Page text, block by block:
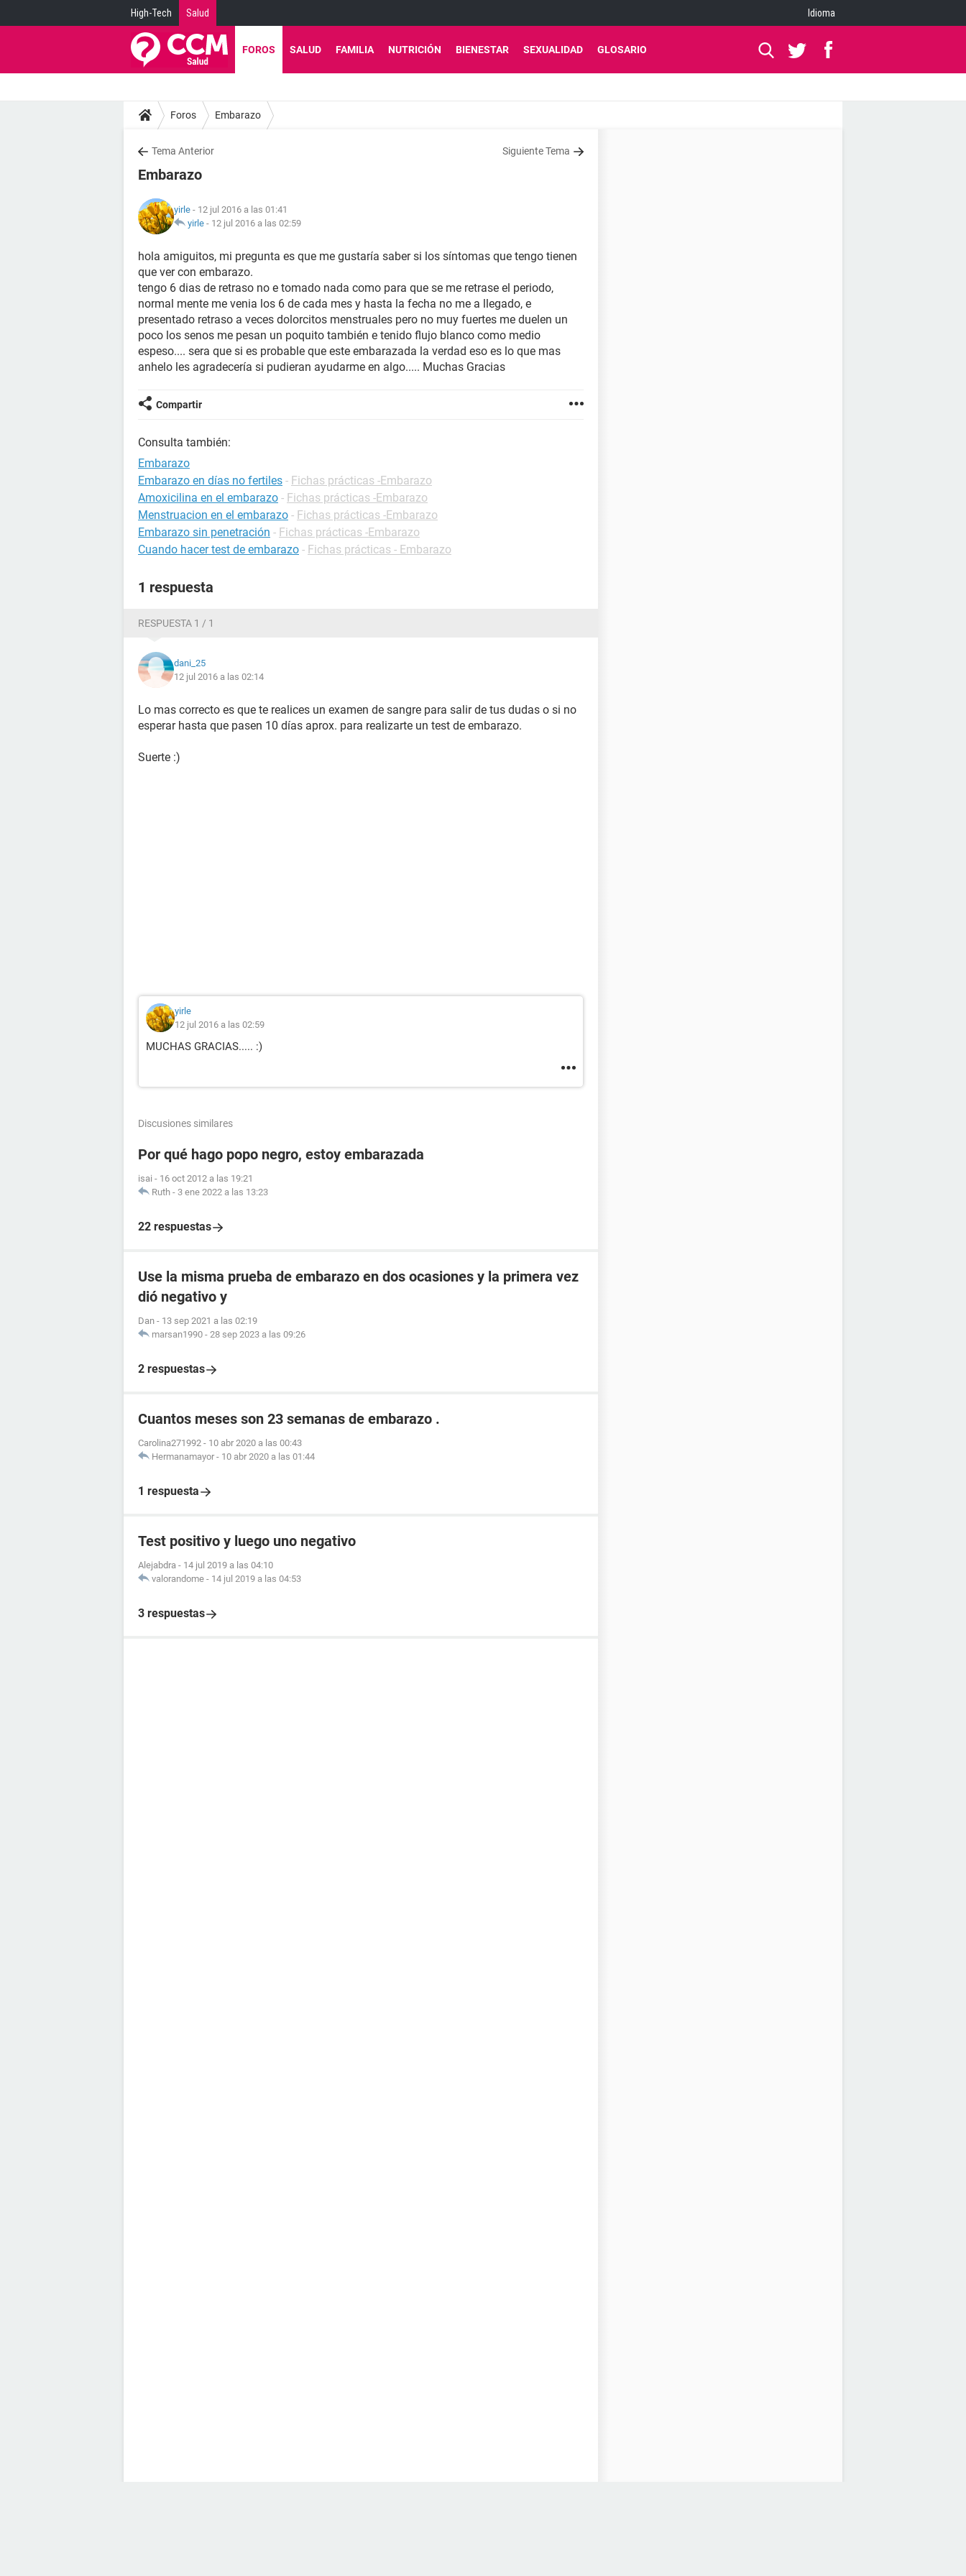
High-Tech Salud Idioma
FOROS SALUD FAMILIA NUTRICIÓN BIENESTAR SEXUALIDAD GLOSARIO
Foros Embarazo
Tema Anterior Siguiente Tema
Embarazo
yirle - 12 jul 2016 a las 01:41
yirle - 12 jul 2016 a las 02:59
hola amiguitos, mi pregunta es que me gustaría saber si los síntomas que tengo tienen
que ver con embarazo.
tengo 6 dias de retraso no e tomado nada como para que se me retrase el periodo,
normal mente me venia los 6 de cada mes y hasta la fecha no me a llegado, e
presentado retraso a veces dolorcitos menstruales pero no muy fuertes me duelen un
poco los senos me pesan un poquito también e tenido flujo blanco como medio
espeso.... sera que si es probable que este embarazada la verdad eso es lo que mas
anhelo les agradecería si pudieran ayudarme en algo..... Muchas Gracias
Compartir
Consulta también:
Embarazo
Embarazo en días no fertiles - Fichas prácticas -Embarazo
Amoxicilina en el embarazo - Fichas prácticas -Embarazo
Menstruacion en el embarazo - Fichas prácticas -Embarazo
Embarazo sin penetración - Fichas prácticas -Embarazo
Cuando hacer test de embarazo - Fichas prácticas - Embarazo
1 respuesta
RESPUESTA 1 / 1
dani_25
12 jul 2016 a las 02:14
Lo mas correcto es que te realices un examen de sangre para salir de tus dudas o si no
esperar hasta que pasen 10 días aprox. para realizarte un test de embarazo.
Suerte :)
yirle
12 jul 2016 a las 02:59
MUCHAS GRACIAS..... :)
Discusiones similares
Por qué hago popo negro, estoy embarazada
isai - 16 oct 2012 a las 19:21
Ruth - 3 ene 2022 a las 13:23
22 respuestas
Use la misma prueba de embarazo en dos ocasiones y la primera vez
dió negativo y
Dan - 13 sep 2021 a las 02:19
marsan1990 - 28 sep 2023 a las 09:26
2 respuestas
Cuantos meses son 23 semanas de embarazo .
Carolina271992 - 10 abr 2020 a las 00:43
Hermanamayor - 10 abr 2020 a las 01:44
1 respuesta
Test positivo y luego uno negativo
Alejabdra - 14 jul 2019 a las 04:10
valorandome - 14 jul 2019 a las 04:53
3 respuestas